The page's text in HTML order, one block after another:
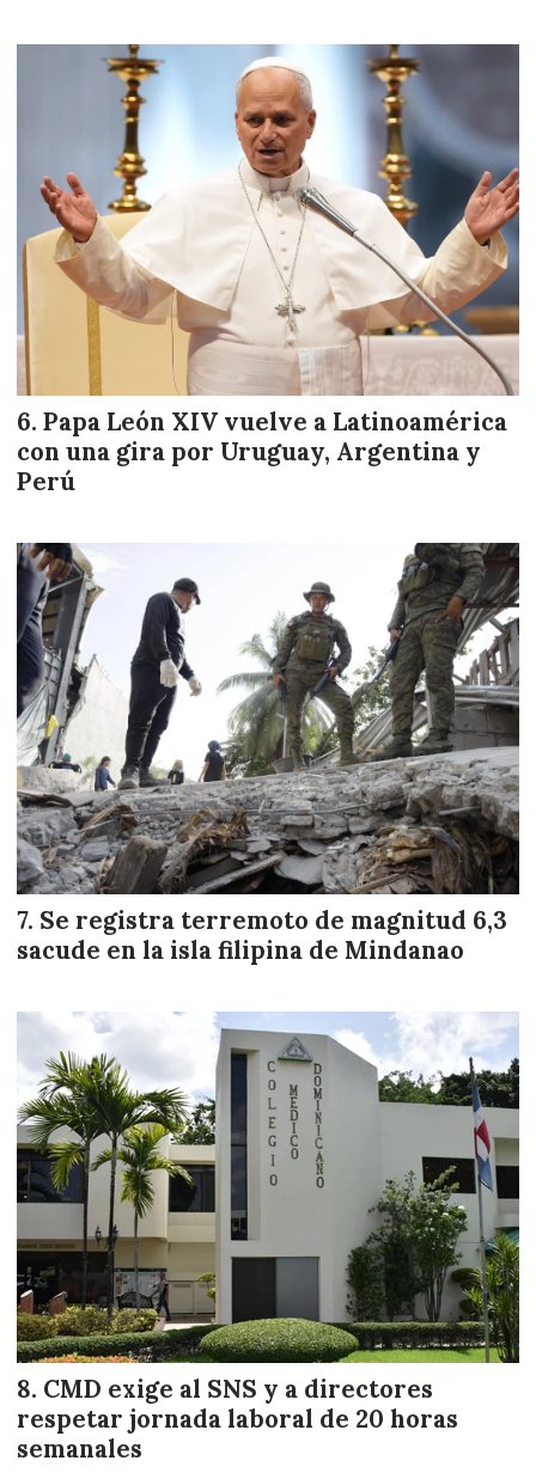
Papa León XIV vuelve a Latinoamérica
con una gira por Uruguay, Argentina y
Perú
Se registra terremoto de magnitud 6,3
sacude en la isla filipina de Mindanao
CMD exige al SNS y a directores
respetar jornada laboral de 20 horas
semanales